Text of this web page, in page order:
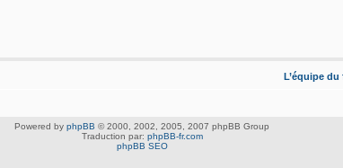
L’équipe du
Powered by phpBB © 2000, 2002, 2005, 2007 phpBB Group
Traduction par: phpBB-fr.com
phpBB SEO